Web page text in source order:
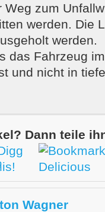
zum
werden. Die
werden.
das Fahrzeug
und nicht in
Dann teile
Wagner